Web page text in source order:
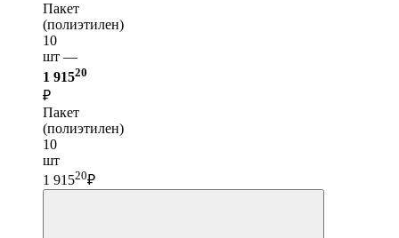
Пакет
(полиэтилен)
10
шт —
1 91520
₽
Пакет
(полиэтилен)
10
шт
1 91520₽